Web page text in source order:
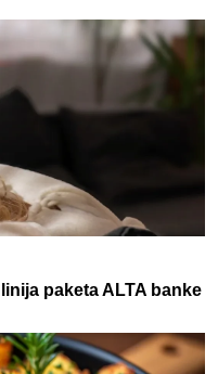
paketa ALTA banke